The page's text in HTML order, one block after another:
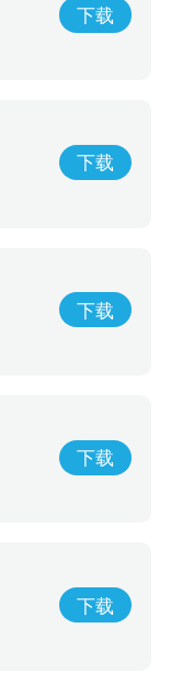
下载
下载
下载
下载
下载